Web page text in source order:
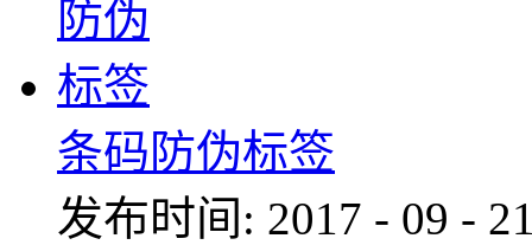
条码防伪标签
发布时间: 2017 - 09 -